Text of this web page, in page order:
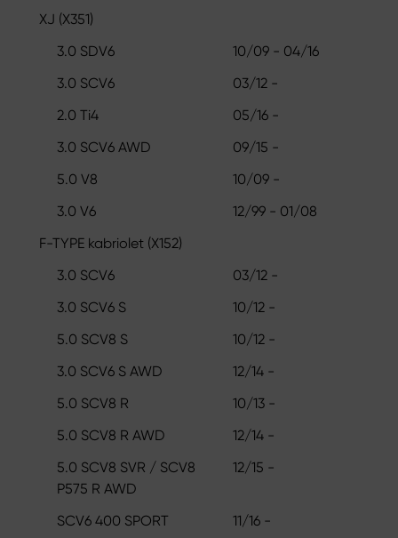
XJ (X351)
3.0 SDV6
10/09 - 04/16
3.0 SCV6
03/12 -
2.0 Ti4
05/16 -
3.0 SCV6 AWD
09/15 -
5.0 V8
10/09 -
3.0 V6
12/99 - 01/08
F-TYPE kabriolet (X152)
3.0 SCV6
03/12 -
3.0 SCV6 S
10/12 -
5.0 SCV8 S
10/12 -
3.0 SCV6 S AWD
12/14 -
5.0 SCV8 R
10/13 -
5.0 SCV8 R AWD
12/14 -
5.0 SCV8 SVR / SCV8
P575 R AWD
12/15 -
SCV6 400 SPORT
11/16 -